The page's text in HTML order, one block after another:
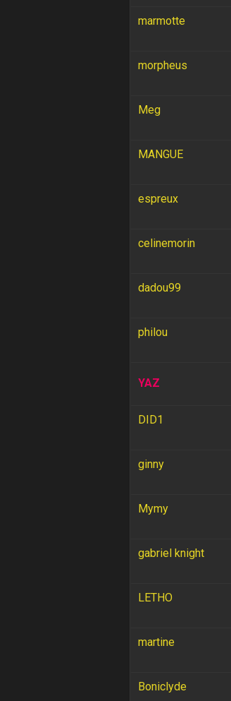
marmotte
morpheus
Meg
MANGUE
espreux
celinemorin
dadou99
philou
YAZ
DID1
ginny
Mymy
gabriel knight
LETHO
martine
Boniclyde